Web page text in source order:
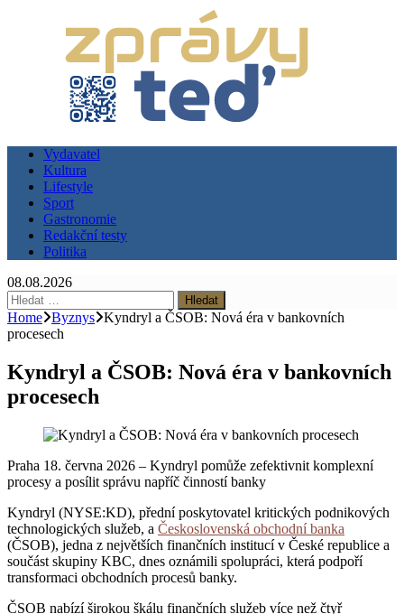
Vydavatel
Kultura
Lifestyle
Sport
Gastronomie
Redakční testy
Politika
08.08.2026
Vyhledávání
Home Byznys Kyndryl a ČSOB: Nová éra v bankovních
procesech
Kyndryl a ČSOB: Nová éra v bankovních
procesech
Praha 18. června 2026 – Kyndryl pomůže zefektivnit komplexní
procesy a posílit správu napříč činností banky
Kyndryl (NYSE:KD), přední poskytovatel kritických podnikových
technologických služeb, a Československá obchodní banka
(ČSOB), jedna z největších finančních institucí v České republice a
součást skupiny KBC, dnes oznámili spolupráci, která podpoří
transformaci obchodních procesů banky.
ČSOB nabízí širokou škálu finančních služeb více než čtyř